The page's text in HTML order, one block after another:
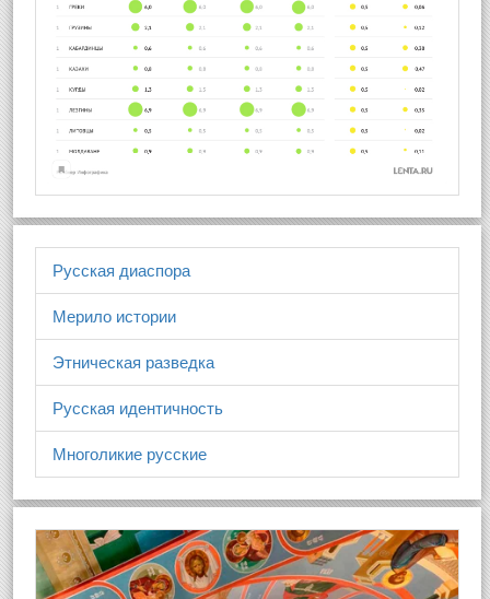
Русская диаспора
Мерило истории
Этническая разведка
Русская идентичность
Многоликие русские